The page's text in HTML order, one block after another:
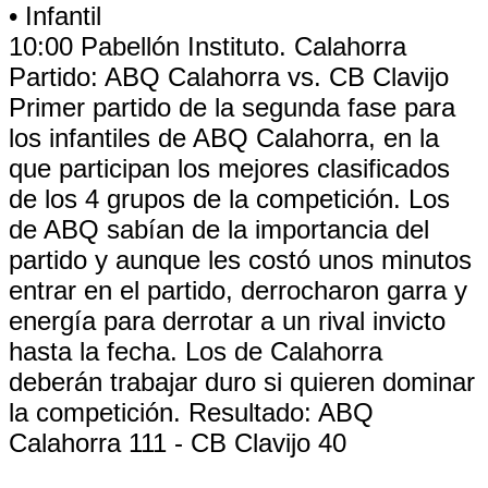
• Infantil
10:00 Pabellón Instituto. Calahorra
Partido: ABQ Calahorra vs. CB Clavijo
Primer partido de la segunda fase para
los infantiles de ABQ Calahorra, en la
que participan los mejores clasificados
de los 4 grupos de la competición. Los
de ABQ sabían de la importancia del
partido y aunque les costó unos minutos
entrar en el partido, derrocharon garra y
energía para derrotar a un rival invicto
hasta la fecha. Los de Calahorra
deberán trabajar duro si quieren dominar
la competición. Resultado: ABQ
Calahorra 111 - CB Clavijo 40